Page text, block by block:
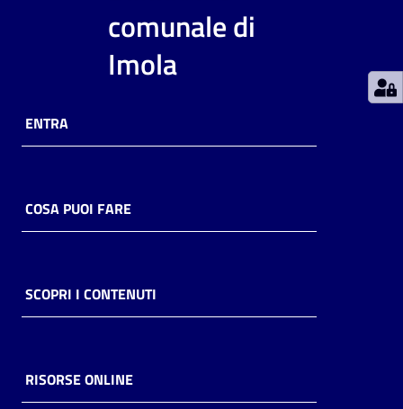
Catalogo
on line
comunale di
Imola
ENTRA
COSA PUOI FARE
SCOPRI I CONTENUTI
RISORSE ONLINE